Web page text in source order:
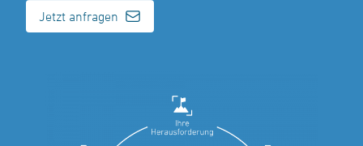
Jetzt anfragen